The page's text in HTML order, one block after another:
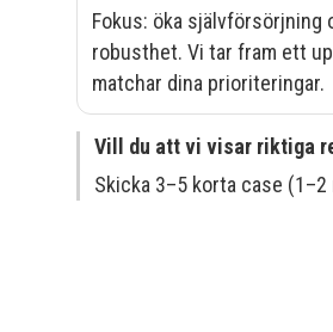
Fokus: öka självförsörjning
robusthet. Vi tar fram ett
matchar dina prioriteringar.
Vill du att vi visar riktiga
Skicka 3–5 korta case